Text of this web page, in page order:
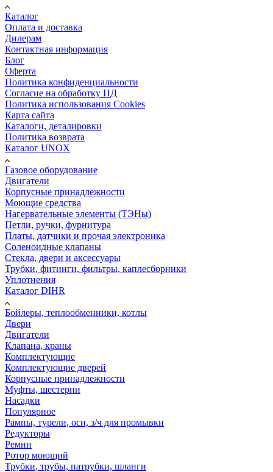
Каталог
Оплата и доставка
Дилерам
Контактная информация
Блог
Оферта
Политика конфиденциальности
Согласие на обработку ПД
Политика использования Cookies
Карта сайта
Каталоги, деталировки
Политика возврата
Каталог UNOX
Газовое оборудование
Двигатели
Корпусные принадлежности
Моющие средства
Нагервательные элементы (ТЭНы)
Петли, ручки, фурнитура
Платы, датчики и прочая электроника
Соленоидные клапаны
Стекла, двери и аксессуары
Трубки, фитинги, фильтры, каплесборники
Уплотнения
Каталог DIHR
Бойлеры, теплообменники, котлы
Двери
Двигатели
Клапана, краны
Комплектующие
Комплектующие дверей
Корпусные принадлежности
Муфты, шестерни
Насадки
Популярное
Рампы, турели, оси, з/ч для промывки
Редукторы
Ремни
Ротор моющий
Трубки, трубы, патрубки, шланги